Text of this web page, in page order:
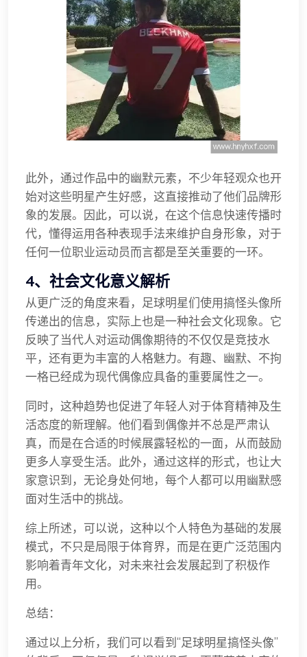
此外，通过作品中的幽默元素，不少年轻观众也开
始对这些明星产生好感，这直接推动了他们品牌形
象的发展。因此，可以说，在这个信息快速传播时
代，懂得运用各种表现手法来维护自身形象，对于
任何一位职业运动员而言都是至关重要的一环。
4、社会文化意义解析
从更广泛的角度来看，足球明星们使用搞怪头像所
传递出的信息，实际上也是一种社会文化现象。它
反映了当代人对运动偶像期待的不仅仅是竞技水
平，还有更为丰富的人格魅力。有趣、幽默、不拘
一格已经成为现代偶像应具备的重要属性之一。
同时，这种趋势也促进了年轻人对于体育精神及生
活态度的新理解。他们看到偶像并不总是严肃认
真，而是在合适的时候展露轻松的一面，从而鼓励
更多人享受生活。此外，通过这样的形式，也让大
家意识到，无论身处何地，每个人都可以用幽默感
面对生活中的挑战。
综上所述，可以说，这种以个人特色为基础的发展
模式，不只是局限于体育界，而是在更广泛范围内
影响着青年文化，对未来社会发展起到了积极作
用。
总结：
通过以上分析，我们可以看到“足球明星搞怪头像”